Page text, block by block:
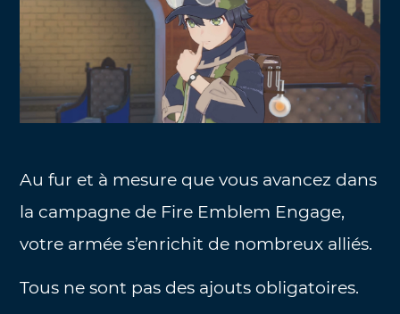
Au fur et à mesure que vous avancez dans
la campagne de Fire Emblem Engage,
votre armée s’enrichit de nombreux alliés.
Tous ne sont pas des ajouts obligatoires.